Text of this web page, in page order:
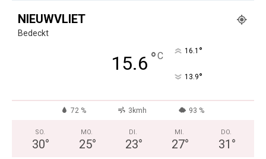
NIEUWVLIET
Bedeckt
15.6 °C 16.1 °
13.9°
72 % 3kmh 93 %
SO.
30°
MO.
25°
DI.
23°
MI.
27°
DO.
31 °